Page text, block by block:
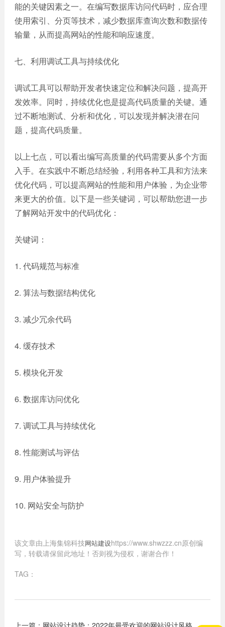
能的关键因素之一。在编写数据库访问代码时，应合理
使用索引、分页等技术，减少数据库查询次数和数据传
输量，从而提高网站的性能和响应速度。
七、利用调试工具与持续优化
调试工具可以帮助开发者快速定位和解决问题，提高开
发效率。同时，持续优化也是提高代码质量的关键。通
过不断地测试、分析和优化，可以发现并解决潜在问
题，提高代码质量。
以上七点，可以看出编写高质量的代码需要从多个方面
入手。在实践中不断总结经验，利用各种工具和方法来
优化代码，可以提高网站的性能和用户体验，为企业带
来更大的价值。以下是一些关键词，可以帮助您进一步
了解网站开发中的代码优化：
关键词：
1. 代码规范与标准
2. 算法与数据结构优化
3. 减少冗余代码
4. 缓存技术
5. 模块化开发
6. 数据库访问优化
7. 调试工具与持续优化
8. 性能测试与评估
9. 用户体验提升
10. 网站安全与防护
该文章由上海集锦科技网站建设https://www.shwzzz.cn原创编
写，转载请保留此地址！否则视为侵权，谢谢合作！
TAG：